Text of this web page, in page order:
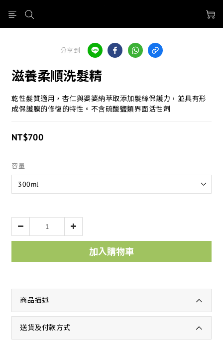
分享到
滋養柔順洗髮精
乾性髮質適用，杏仁與婆婆納萃取添加髮絲保護力，並具有形
成保護膜的修復的特性。不含硫酸鹽類界面活性劑
NT$700
容量
加入購物車
商品描述
送貨及付款方式